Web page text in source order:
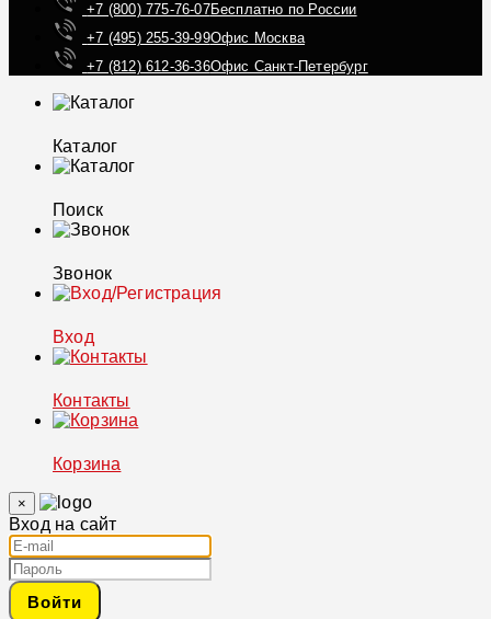
+7 (800) 775-76-07Бесплатно по России
+7 (495) 255-39-99Офис Москва
+7 (812) 612-36-36Офис Санкт-Петербург
Каталог
Поиск
Звонок
Вход
Контакты
Корзина
×
Вход на сайт
Войти